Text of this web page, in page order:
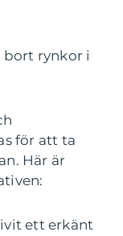
bort rynkor i
för att ta
Här är
ett erkänt